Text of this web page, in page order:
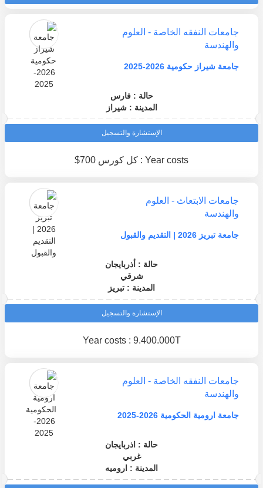
جامعات النفقه الخاصة - العلوم
والهندسة
جامعة شيراز حكومية 2026-2025
حالة : فارس
المدينة : شيراز
الإستشارة والتسجيل
Year costs : كل كورس 700$
جامعات الابتعاث - العلوم
والهندسة
جامعة تبريز 2026 | التقديم والقبول
حالة : أذربايجان
شرقي
المدينة : تبريز
الإستشارة والتسجيل
Year costs : 9.400.000T
جامعات النفقه الخاصة - العلوم
والهندسة
جامعة ارومية الحكومية 2026-2025
حالة : اذربايجان
غربي
المدينة : اروميه